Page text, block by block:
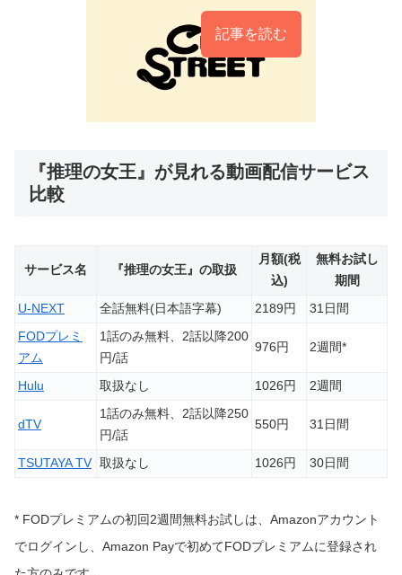
記事を読む
『推理の女王』が見れる動画配信サービス
比較
サービス名 『推理の女王』の取扱
月額(税
込)
無料お試し
期間
U-NEXT 全話無料(日本語字幕) 2189円 31日間
FODプレミ
アム
1話のみ無料、2話以降200
円/話
976円 2週間*
Hulu 取扱なし 1026円 2週間
dTV
1話のみ無料、2話以降250
円/話
550円 31日間
TSUTAYA TV 取扱なし 1026円 30日間
* FODプレミアムの初回2週間無料お試しは、Amazonアカウント
でログインし、Amazon Payで初めてFODプレミアムに登録され